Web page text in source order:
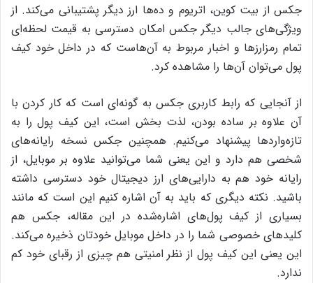
جکس از بیت کوین، اتریوم و ده‌ها ارز دیگر پشتیبانی می‌کند. از
ویژگی‌های جالب دیگر جکس امکان دسترسی به قیمت لحظه‌ای
تمام رمزارزها و اخبار مربوط به آن‌هاست که در داخل خود کیف
پول می‌توان آن‌ها را مشاهده کرد.
از آنجایی که رابط کاربری جکس به گونه‌ای است که کار کردن با
آن علاوه بر ساده بودن، لذت بخش است، این کیف پول را به
تازه‌واردها پیشنهاد می‌کنیم. همچنین جکس نسخه‌ رایانه‌های
شخصی هم دارد و این یعنی شما می‌توانید علاوه بر موبایل، از
رایانه‌ خود هم به دارایی‌های ارز دیجیتال خود دسترسی داشته
باشید. نکته‌ دیگری که باید به آن اشاره کنیم این است که مانند
بسیاری از کیف پول‌های اشاره‌شده در این مقاله، جکس هم
کلیدهای خصوصی شما را در داخل موبایل خودتان ذخیره می‌کند.
این یعنی این کیف پول از نظر امنیتی هم چیزی از رقبای خود کم
ندارد.